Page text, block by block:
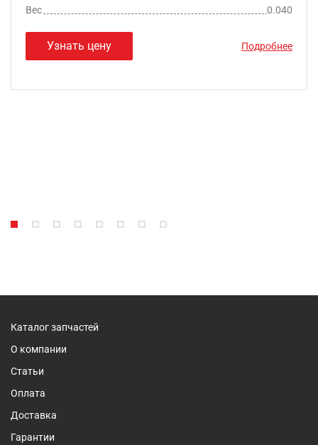
Вес
0.040
Узнать цену Подробнее
Каталог запчастей
О компании
Статьи
Оплата
Доставка
Гарантии